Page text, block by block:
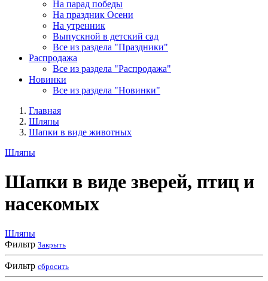
На парад победы
На праздник Осени
На утренник
Выпускной в детский сад
Все из раздела "Праздники"
Распродажа
Все из раздела "Распродажа"
Новинки
Все из раздела "Новинки"
Главная
Шляпы
Шапки в виде животных
Шляпы
Шапки в виде зверей, птиц и
насекомых
Шляпы
Фильтр Закрыть
Фильтр сбросить